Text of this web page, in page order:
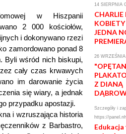
w Hiszpanii
2 000 kościołów,
i dokonywano rzezi
zamordowano ponad 8
Byli wśród nich biskupi,
cały czas krwawych
im darowanie życia
się wiary, a jednak
przypadku apostazji.
i wzruszająca historia
z Barbastro,
14 SIERPNIA
JEDNA
26
Z DIANĄ
Szczegóły i
https://